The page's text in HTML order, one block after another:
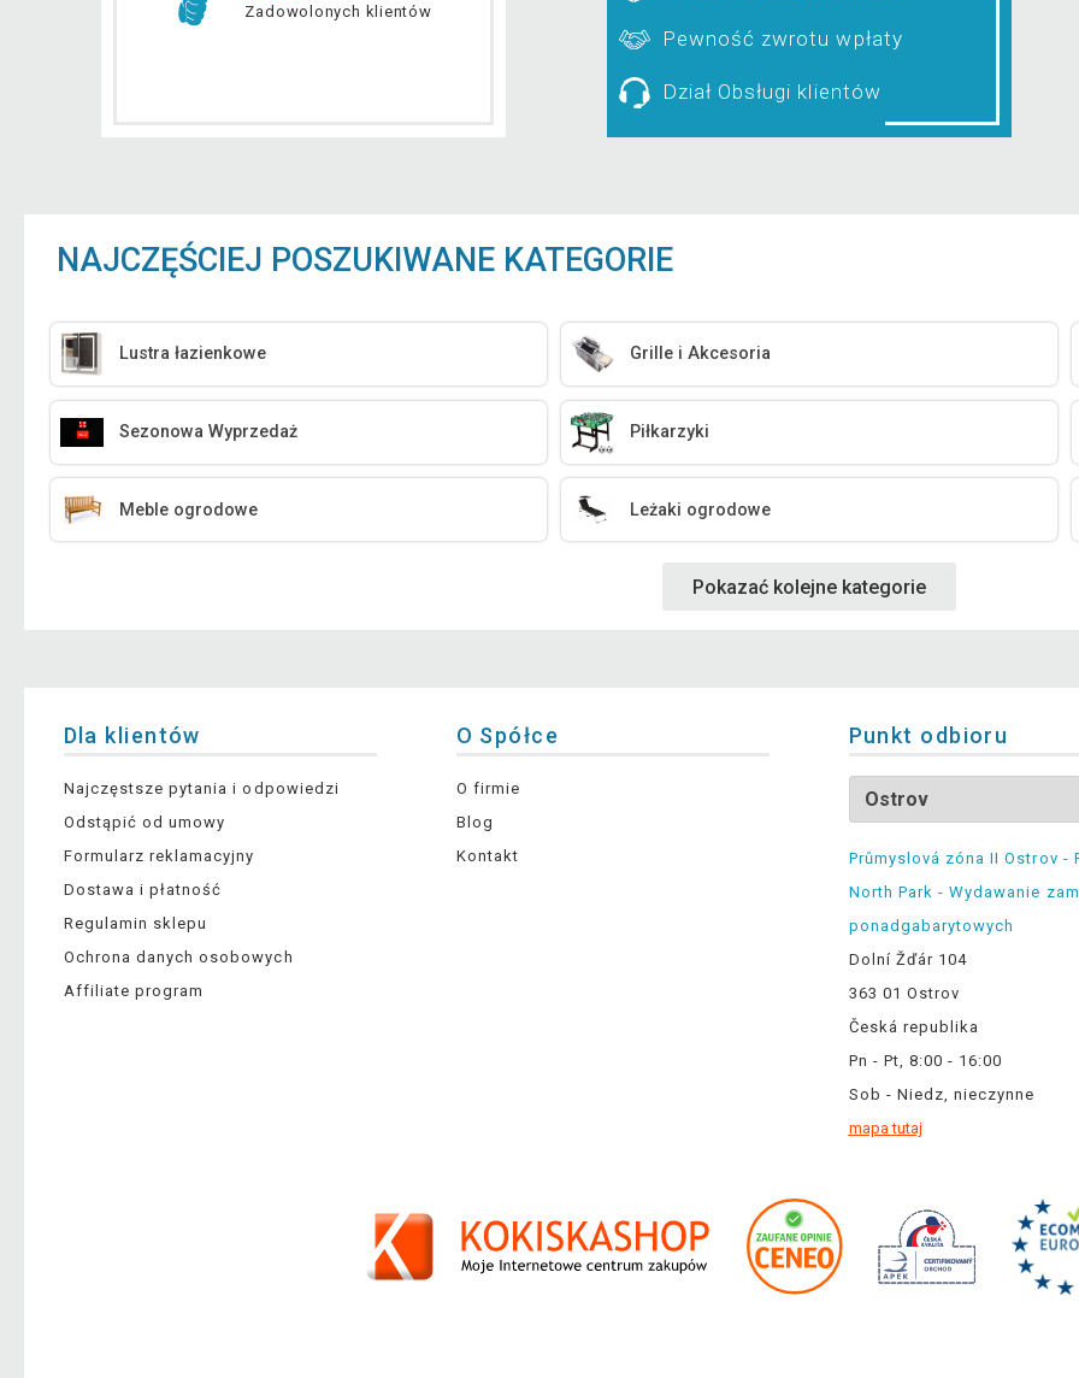
Zadowolonych klientów
Pewność zwrotu wpłaty
Dział Obsługi klientów
NAJCZĘŚCIEJ POSZUKIWANE KATEGORIE
Lustra łazienkowe Grille i Akcesoria
Sezonowa Wyprzedaż Piłkarzyki
Meble ogrodowe Leżaki ogrodowe
Pokazać kolejne kategorie
Dla klientów
Najczęstsze pytania i odpowiedzi
Odstąpić od umowy
Formularz reklamacyjny
Dostawa i płatność
Regulamin sklepu
Ochrona danych osobowych
Affiliate program
O Spółce
O firmie
Blog
Kontakt
Punkt odbioru
Průmyslová zóna II Ostrov -
North Park - Wydawanie
ponadgabarytowych
Dolní Žďár 104
363 01 Ostrov
Česká republika
Pn - Pt, 8:00 - 16:00
Sob - Niedz, nieczynne
mapa tutaj